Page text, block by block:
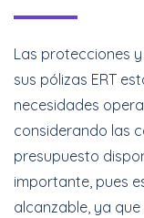
Las protecciones
sus pólizas ERT
necesidades
considerando las
presupuesto
importante, pues
alcanzable, ya